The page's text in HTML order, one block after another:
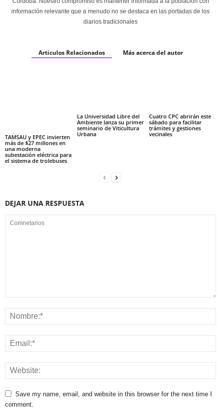
información relevante que a menudo no se destaca en las portadas de los
diarios tradicionales
Articulos Relacionados Más acerca del autor
TAMSAU y EPEC invierten
más de $27 millones en
una moderna
subestación eléctrica para
el sistema de trolebuses
La Universidad Libre del
Ambiente lanza su primer
seminario de Viticultura
Urbana
Cuatro CPC abrirán este
sábado para facilitar
trámites y gestiones
vecinales
DEJAR UNA RESPUESTA
Save my name, email, and website in this browser for the next time I
comment.